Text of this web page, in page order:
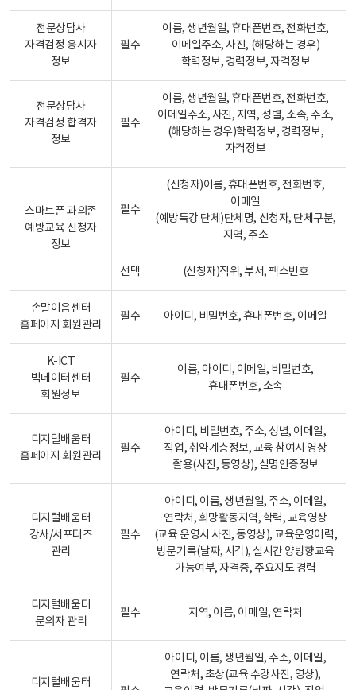
전문상담사
자격검정 응시자
정보
필수
이름, 생년월일, 휴대폰번호, 전화번호,
이메일주소, 사진, (해당하는 경우)
학력정보, 경력정보, 자격정보
전문상담사
자격검정 합격자
정보
필수
이름, 생년월일, 휴대폰번호, 전화번호,
이메일주소, 사진, 지역, 성별, 소속, 주소,
(해당하는 경우)학력정보, 경력정보,
자격정보
스마트폰 과의존
예방교육 신청자
정보
필수
(신청자)이름, 휴대폰번호, 전화번호,
이메일
(예방특강 단체)단체명, 신청자, 단체구분,
지역, 주소
선택 (신청자)직위, 부서, 팩스번호
손말이음센터
홈페이지 회원관리
필수 아이디, 비밀번호, 휴대폰번호, 이메일
K-ICT
빅데이터센터
회원정보
필수
이름, 아이디, 이메일, 비밀번호,
휴대폰번호, 소속
디지털배움터
홈페이지 회원관리
필수
아이디, 비밀번호, 주소, 성별, 이메일,
직업, 취약계층정보, 교육 참여시 영상
촬용(사진, 동영상), 실명인증정보
디지털배움터
강사/서포터즈
관리
필수
아이디, 이름, 생년월일, 주소, 이메일,
연락처, 희망활동지역, 학력, 교육영상
(교육 운영시 사진, 동영상), 교육운영이력,
방문기록(날짜, 시각), 실시간 양방향교육
가능여부, 자격증, 주요지도 경력
디지털배움터
문의자 관리
필수 지역, 이름, 이메일, 연락처
디지털배움터
아이디, 이름, 생년월일, 주소, 이메일,
연락처, 초상(교육 수강사진, 영상),